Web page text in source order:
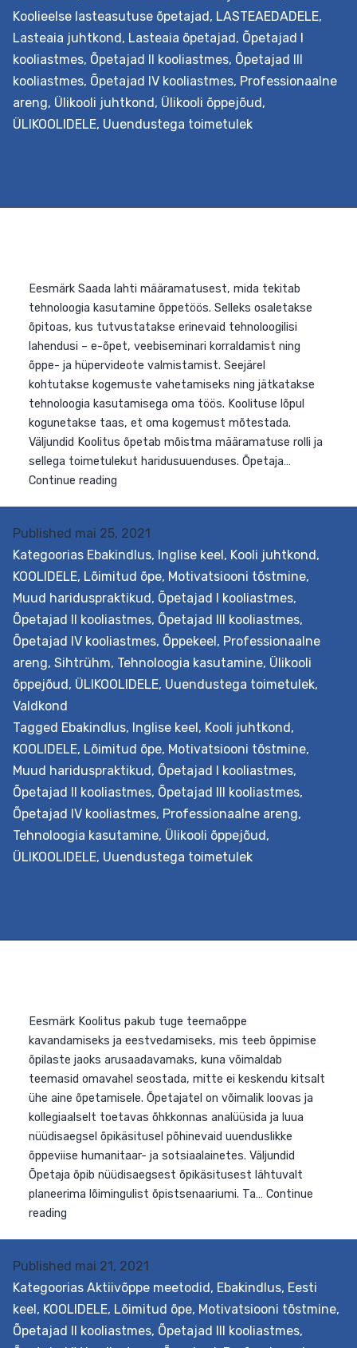
Koolieelse lasteasutuse õpetajad, LASTEAEDADELE,
Lasteaia juhtkond, Lasteaia õpetajad, Õpetajad I
kooliastmes, Õpetajad II kooliastmes, Õpetajad III
kooliastmes, Õpetajad IV kooliastmes, Professionaalne
areng, Ülikooli juhtkond, Ülikooli õppejõud,
ÜLIKOOLIDELE, Uuendustega toimetulek
Eesmärk Saada lahti määramatusest, mida tekitab
tehnoloogia kasutamine õppetöös. Selleks osaletakse
õpitoas, kus tutvustatakse erinevaid tehnoloogilisi
lahendusi – e-õpet, veebiseminari korraldamist ning
tehnoloogia kasutamisega oma töös. Koolituse lõpul
kogunetakse taas, et oma kogemust mõtestada.
Väljundid Koolitus õpetab mõistma määramatuse rolli
sellega toimetulekut haridusuuenduses. Õpetaja…
Continue readingToimetulek
määramatusega
tehnoloogia
rakendamisel
keeles)
Published mai 25, 2021
Kategoorias Ebakindlus, Inglise keel, Kooli juhtkond,
KOOLIDELE, Lõimitud õpe, Motivatsiooni tõstmine,
Muud hariduspraktikud, Õpetajad I kooliastmes,
Õpetajad II kooliastmes, Õpetajad III kooliastmes,
Õpetajad IV kooliastmes, Õppekeel, Professionaalne
areng, Sihtrühm, Tehnoloogia kasutamine, Ülikooli
õppejõud, ÜLIKOOLIDELE, Uuendustega toimetulek,
Valdkond
Tagged Ebakindlus, Inglise keel, Kooli juhtkond,
KOOLIDELE, Lõimitud õpe, Motivatsiooni tõstmine,
Muud hariduspraktikud, Õpetajad I kooliastmes,
Õpetajad II kooliastmes, Õpetajad III kooliastmes,
Õpetajad IV kooliastmes, Professionaalne areng,
Tehnoloogia kasutamine, Ülikooli õppejõud,
ÜLIKOOLIDELE, Uuendustega toimetulek
Eesmärk Koolitus pakub tuge teemaõppe
õpilaste jaoks arusaadavamaks, kuna võimaldab
teemasid omavahel seostada, mitte ei keskendu
ühe aine õpetamisele. Õpetajatel on võimalik loovas ja
kollegiaalselt toetavas õhkkonnas analüüsida ja luua
Published mai 21, 2021
Kategoorias Aktiivõppe meetodid, Ebakindlus, Eesti
keel, KOOLIDELE, Lõimitud õpe, Motivatsiooni tõstmine,
Õpetajad II kooliastmes, Õpetajad III kooliastmes,